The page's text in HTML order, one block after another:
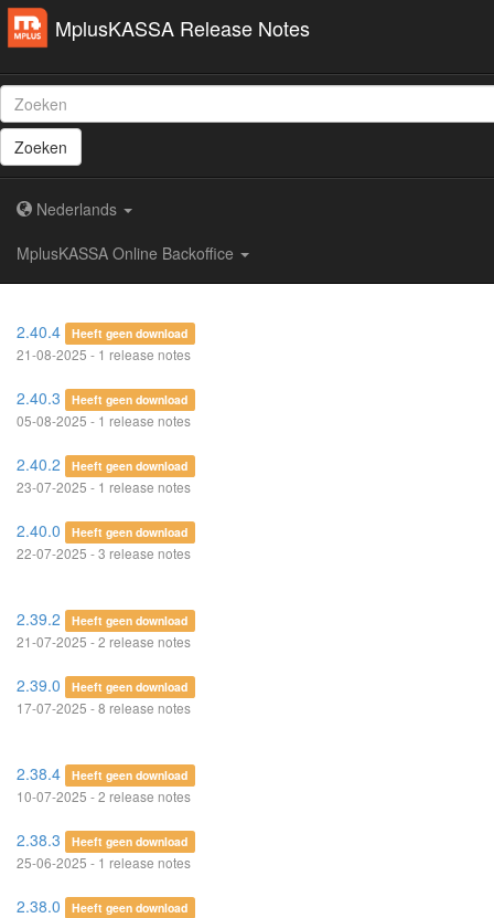
MplusKASSA Release Notes
Zoeken
Nederlands
MplusKASSA Online Backoffice
2.40.4 Heeft geen download
21-08-2025 - 1 release notes
2.40.3 Heeft geen download
05-08-2025 - 1 release notes
2.40.2 Heeft geen download
23-07-2025 - 1 release notes
2.40.0 Heeft geen download
22-07-2025 - 3 release notes
2.39.2 Heeft geen download
21-07-2025 - 2 release notes
2.39.0 Heeft geen download
17-07-2025 - 8 release notes
2.38.4 Heeft geen download
10-07-2025 - 2 release notes
2.38.3 Heeft geen download
25-06-2025 - 1 release notes
2.38.0 Heeft geen download